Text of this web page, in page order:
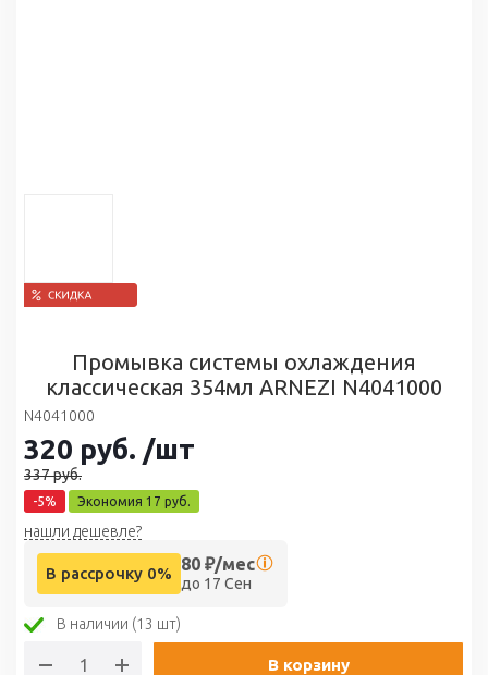
Промывка системы охлаждения
классическая 354мл ARNEZI N4041000
N4041000
320 руб. /шт
337руб.
-5% Экономия 17 руб.
нашли дешевле?
В рассрочку 0% 80 ₽/мес
до 17 Сен
В наличии (13 шт)
В корзину